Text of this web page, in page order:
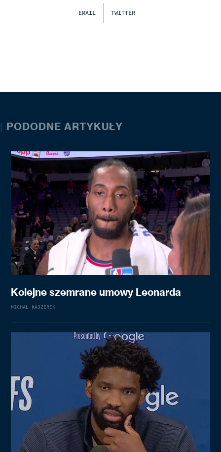
EMAIL TWITTER
| PODODNE ARTYKUŁY
Kolejne szemrane umowy Leonarda
MICHAŁ KAJZEREK